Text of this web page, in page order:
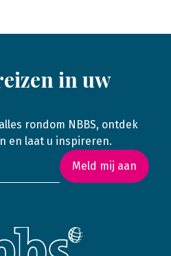
in uw
rondom NBBS, ontdek
en laat u inspireren.
Meld mij aan